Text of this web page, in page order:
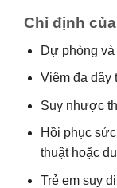
Chỉ định
Dự phòng
Viêm đa dây
Suy nhược
Hồi phục
thuật hoặc
Trẻ em suy